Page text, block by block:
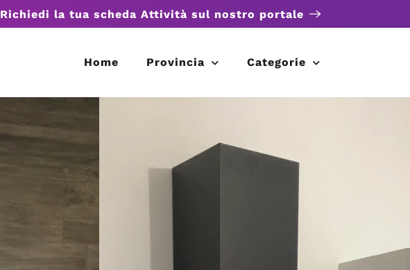
Richiedi la tua scheda Attività sul nostro portale
Home Provincia Categorie